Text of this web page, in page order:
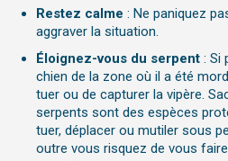
Restez calme : Ne paniquez
aggraver la situation.
Éloignez-vous du serpent : Si
chien de la zone où il a été
tuer ou de capturer la vipère.
serpents sont des espèces
tuer, déplacer ou mutiler sous
outre vous risquez de vous